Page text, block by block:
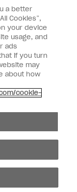
réservés.
a better
Cookies”,
your device
usage, and
ads
if you turn
may
about how
cookie-